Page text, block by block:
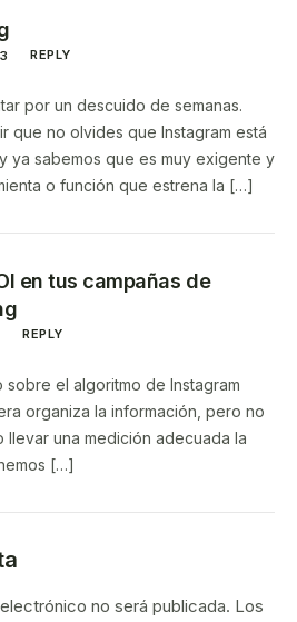
REPLY
por un descuido de semanas.
que no olvides que Instagram está
ya sabemos que es muy exigente y
o función que estrena la […]
en tus campañas de
REPLY
el algoritmo de Instagram
organiza la información, pero no
llevar una medición adecuada la
[…]
no será publicada. Los